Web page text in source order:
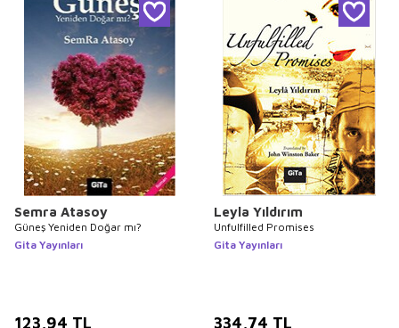
Semra Atasoy
Güneş Yeniden Doğar mı?
Gita Yayınları
123,94 TL
Leyla Yıldırım
Unfulfilled Promises
Gita Yayınları
334,74 TL